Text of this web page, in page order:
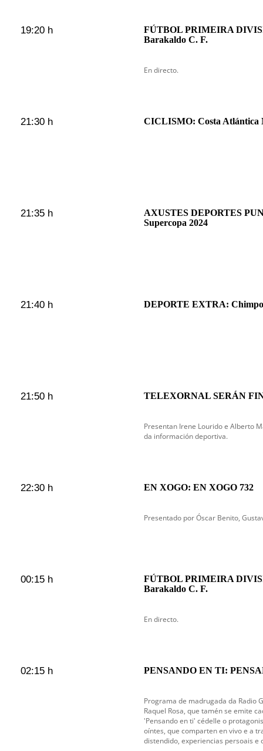
19:20 h
FÚTBOL PRIMEIRA
Barakaldo C. F.
En directo.
21:30 h CICLISMO: Costa Atlántica
21:35 h
AXUSTES DEPORTES
Supercopa 2024
21:40 h DEPORTE EXTRA:
21:50 h TELEXORNAL SERÁN
Presentan Irene Lourido e Alberto
da información deportiva.
22:30 h EN XOGO: EN XOGO 732
Presentado por Óscar Benito,
00:15 h
FÚTBOL PRIMEIRA
Barakaldo C. F.
En directo.
02:15 h PENSANDO EN TI:
Programa de madrugada da Radio
Raquel Rosa, que tamén se emite
'Pensando en ti' cédelle o
oíntes, que comparten en vivo e a
distendido, experiencias persoais